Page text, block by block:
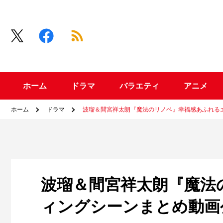
ホーム ドラマ バラエティ アニメ
ホーム ドラマ 波瑠＆間宮祥太朗『魔法のリノベ』幸福感あふれ
波瑠＆間宮祥太朗『魔
ィングシーンまとめ動